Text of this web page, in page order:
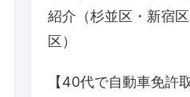
紹介（杉並区・新宿
区）
【40代で自動車免許